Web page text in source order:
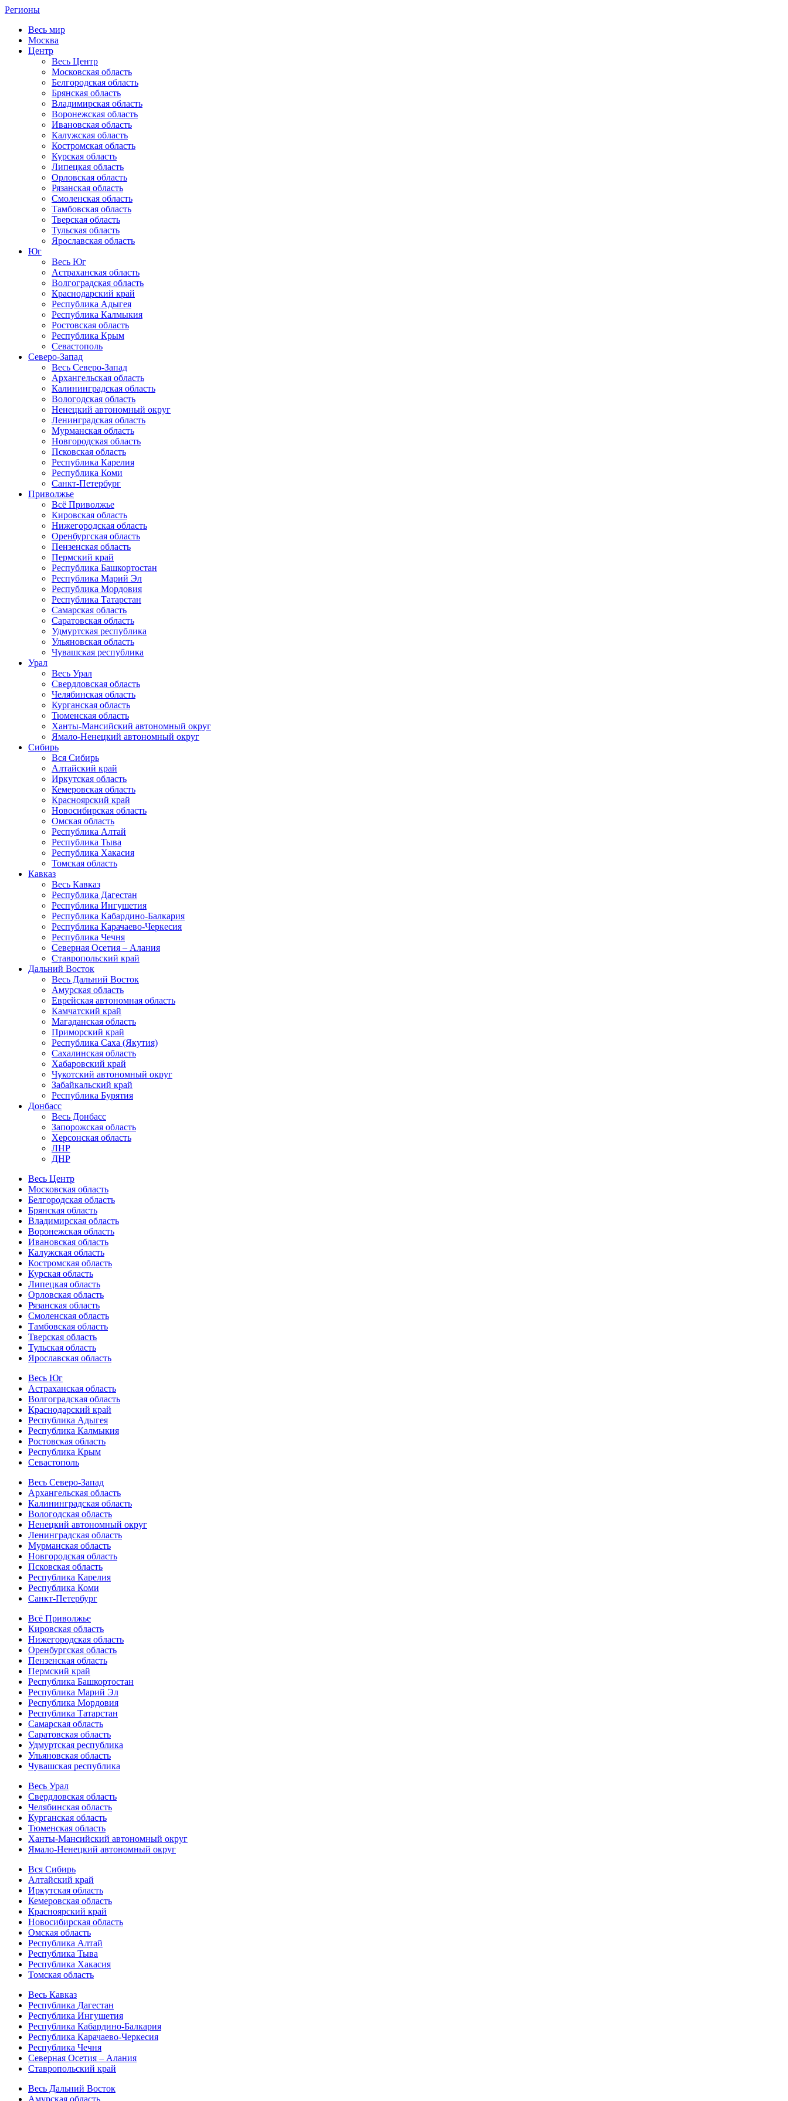
Регионы
Весь мир
Москва
Центр
Весь Центр
Московская область
Белгородская область
Брянская область
Владимирская область
Воронежская область
Ивановская область
Калужская область
Костромская область
Курская область
Липецкая область
Орловская область
Рязанская область
Смоленская область
Тамбовская область
Тверская область
Тульская область
Ярославская область
Юг
Весь Юг
Астраханская область
Волгоградская область
Краснодарский край
Республика Адыгея
Республика Калмыкия
Ростовская область
Республика Крым
Севастополь
Северо-Запад
Весь Северо-Запад
Архангельская область
Калининградская область
Вологодская область
Ненецкий автономный округ
Ленинградская область
Мурманская область
Новгородская область
Псковская область
Республика Карелия
Республика Коми
Санкт-Петербург
Приволжье
Всё Приволжье
Кировская область
Нижегородская область
Оренбургская область
Пензенская область
Пермский край
Республика Башкортостан
Республика Марий Эл
Республика Мордовия
Республика Татарстан
Самарская область
Саратовская область
Удмуртская республика
Ульяновская область
Чувашская республика
Урал
Весь Урал
Свердловская область
Челябинская область
Курганская область
Тюменская область
Ханты-Мансийский автономный округ
Ямало-Ненецкий автономный округ
Сибирь
Вся Сибирь
Алтайский край
Иркутская область
Кемеровская область
Красноярский край
Новосибирская область
Омская область
Республика Алтай
Республика Тыва
Республика Хакасия
Томская область
Кавказ
Весь Кавказ
Республика Дагестан
Республика Ингушетия
Республика Кабардино-Балкария
Республика Карачаево-Черкесия
Республика Чечня
Северная Осетия – Алания
Ставропольский край
Дальний Восток
Весь Дальний Восток
Амурская область
Еврейская автономная область
Камчатский край
Магаданская область
Приморский край
Республика Саха (Якутия)
Сахалинская область
Хабаровский край
Чукотский автономный округ
Забайкальский край
Республика Бурятия
Донбасс
Весь Донбасс
Запорожская область
Херсонская область
ЛНР
ДНР
Весь Центр
Московская область
Белгородская область
Брянская область
Владимирская область
Воронежская область
Ивановская область
Калужская область
Костромская область
Курская область
Липецкая область
Орловская область
Рязанская область
Смоленская область
Тамбовская область
Тверская область
Тульская область
Ярославская область
Весь Юг
Астраханская область
Волгоградская область
Краснодарский край
Республика Адыгея
Республика Калмыкия
Ростовская область
Республика Крым
Севастополь
Весь Северо-Запад
Архангельская область
Калининградская область
Вологодская область
Ненецкий автономный округ
Ленинградская область
Мурманская область
Новгородская область
Псковская область
Республика Карелия
Республика Коми
Санкт-Петербург
Всё Приволжье
Кировская область
Нижегородская область
Оренбургская область
Пензенская область
Пермский край
Республика Башкортостан
Республика Марий Эл
Республика Мордовия
Республика Татарстан
Самарская область
Саратовская область
Удмуртская республика
Ульяновская область
Чувашская республика
Весь Урал
Свердловская область
Челябинская область
Курганская область
Тюменская область
Ханты-Мансийский автономный округ
Ямало-Ненецкий автономный округ
Вся Сибирь
Алтайский край
Иркутская область
Кемеровская область
Красноярский край
Новосибирская область
Омская область
Республика Алтай
Республика Тыва
Республика Хакасия
Томская область
Весь Кавказ
Республика Дагестан
Республика Ингушетия
Республика Кабардино-Балкария
Республика Карачаево-Черкесия
Республика Чечня
Северная Осетия – Алания
Ставропольский край
Весь Дальний Восток
Амурская область